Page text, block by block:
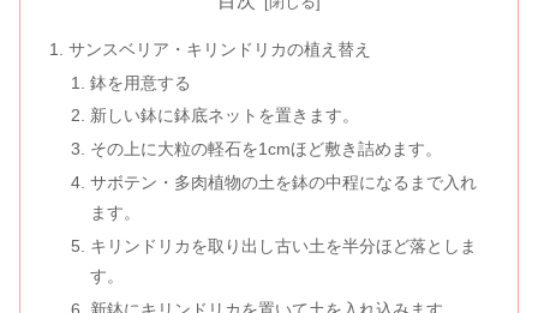
サンスベリア・キリンドリカの植え替え
鉢を用意する
新しい鉢に鉢底ネットを置きます。
その上に大粒の軽石を1cmほど敷き詰めます。
サボテン・多肉植物の土を鉢の中程になるまで入れ
ます。
キリンドリカを取り出し古い土を半分ほど落としま
す。